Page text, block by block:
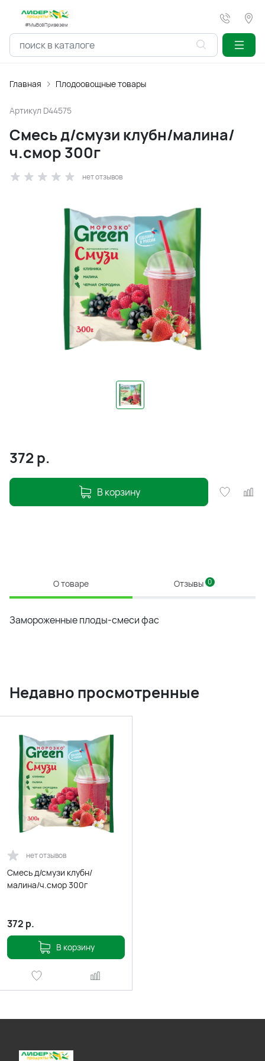
#МыВсёПривезем
Главная Плодоовощные товары
Артикул D44575
Смесь д/смузи клубн/малина/
ч.смор 300г
нет отзывов
372 р.
В корзину
О товаре Отзывы 0
Замороженные плоды-смеси фас
Недавно просмотренные
нет отзывов
Смесь д/смузи клубн/
малина/ч.смор 300г
372 р.
В корзину